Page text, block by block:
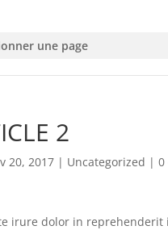
une page
2
20, 2017| Uncategorized | 0
irure dolor in reprehenderit